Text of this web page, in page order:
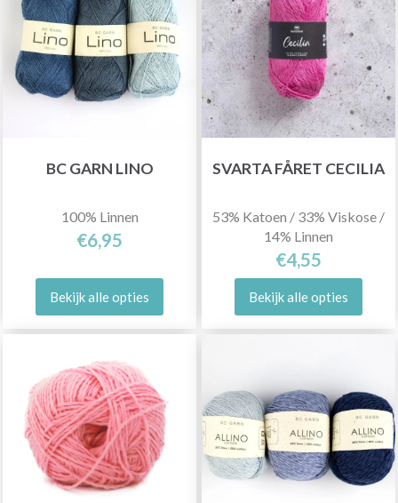
BC GARN LINO
100% Linnen
€6,95
Bekijk alle opties
SVARTA FÅRET CECILIA
53% Katoen / 33% Viskose /
14% Linnen
€4,55
Bekijk alle opties